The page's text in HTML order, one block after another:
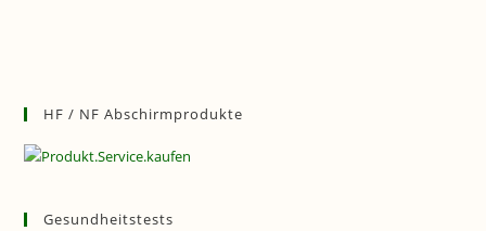
HF / NF Abschirmprodukte
Gesundheitstests